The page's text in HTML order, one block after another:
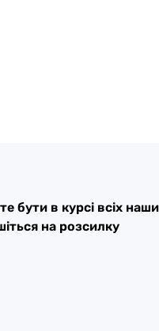
бути в курсі всіх
на розсилку